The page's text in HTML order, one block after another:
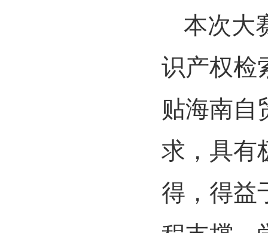
本次大
识产权检
贴海南自
求，具有
得，得益